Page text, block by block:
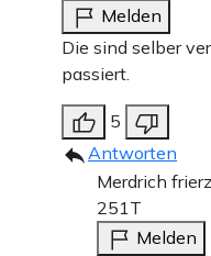
Melden
Die sind selber
passiert.
5
Antworten
Merdrich frierz
251T
Melden